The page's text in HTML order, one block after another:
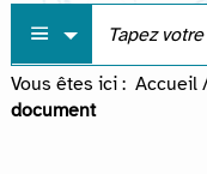
Vous êtes ici : Accueil
document